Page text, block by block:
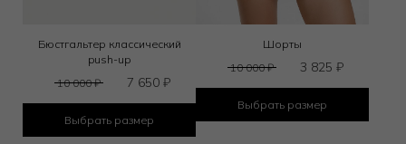
Бюстгальтер классический
push-up
10 000₽ 7 650₽
Выбрать размер
Шорты
10 000₽ 3 825₽
Выбрать размер